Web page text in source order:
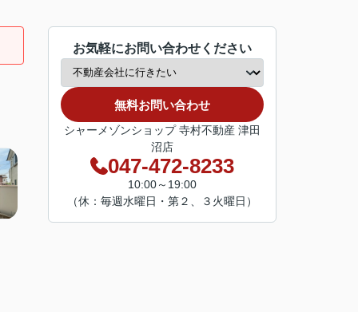
お気軽にお問い合わせください
無料お問い合わせ
シャーメゾンショップ 寺村不動産 津田
沼店
047-472-8233
10:00～19:00
（休：毎週水曜日・第２、３火曜日）